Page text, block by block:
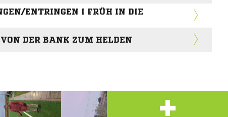
ENTRINGEN I FRÜH IN DIE
DER BANK ZUM HELDEN
+